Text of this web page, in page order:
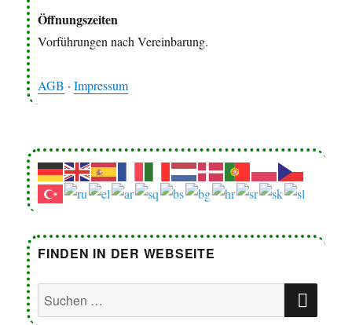
Öffnungszeiten
Vorführungen nach Vereinbarung.
AGB ·Impressum
FINDEN IN DER WEBSEITE
Suchen
nach: